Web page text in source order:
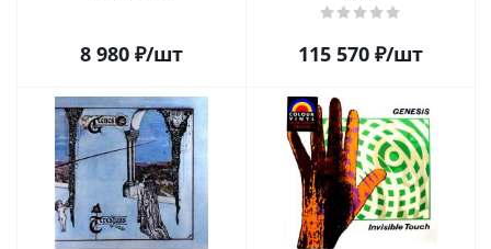
8 980 ₽/шт 115 570 ₽/шт